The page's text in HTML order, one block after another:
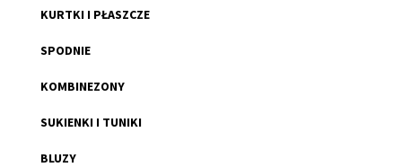
KURTKI I PŁASZCZE
SPODNIE
KOMBINEZONY
SUKIENKI I TUNIKI
BLUZY